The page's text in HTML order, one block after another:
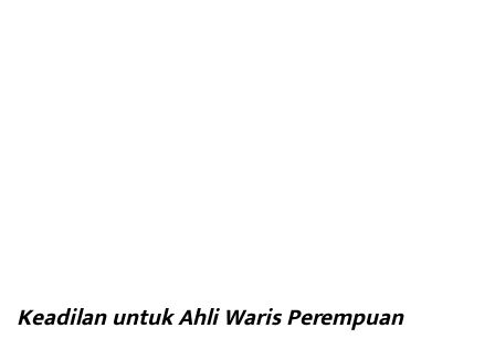
Keadilan untuk Ahli Waris Perempuan